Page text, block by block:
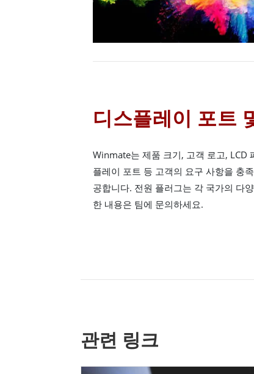
디스플레이 포트
Winmate는 제품 크기, 고객 로고, LCD
플레이 포트 등 고객의 요구 사항을 충
공합니다. 전원 플러그는 각 국가의 다
한 내용은 팀에 문의하세요.
관련 링크